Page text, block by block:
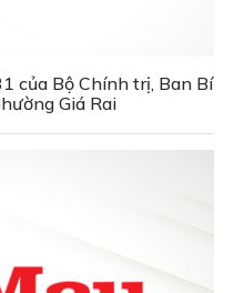
của Bộ Chính trị, Ban Bí
Giá Rai